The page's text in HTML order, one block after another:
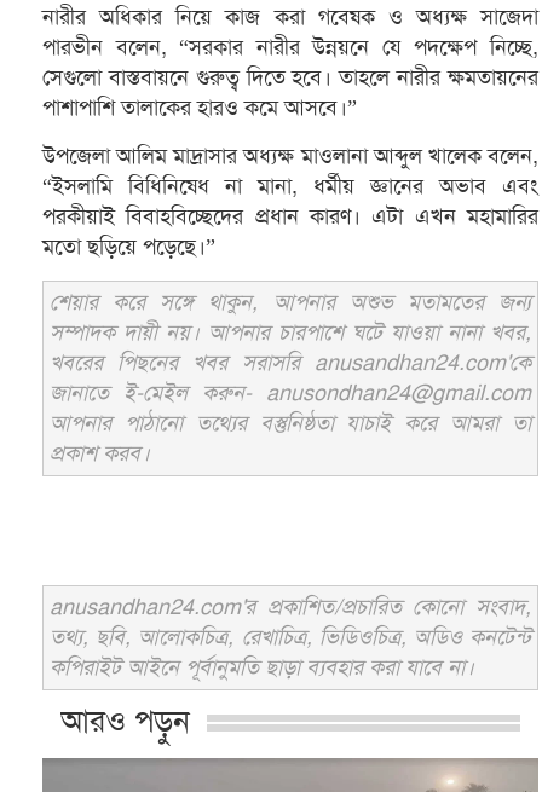
নারীর অধিকার নিয়ে কাজ করা গবেষক ও অধ্যক্ষ সাজেদা
পারভীন বলেন, “সরকার নারীর উন্নয়নে যে পদক্ষেপ নিচ্ছে,
সেগুলো বাস্তবায়নে গুরুত্ব দিতে হবে। তাহলে নারীর ক্ষমতায়নের
পাশাপাশি তালাকের হারও কমে আসবে।”
উপজেলা আলিম মাদ্রাসার অধ্যক্ষ মাওলানা আব্দুল খালেক বলেন,
“ইসলামি বিধিনিষেধ না মানা, ধর্মীয় জ্ঞানের অভাব এবং
পরকীয়াই বিবাহবিচ্ছেদের প্রধান কারণ। এটা এখন মহামারির
মতো ছড়িয়ে পড়েছে।”
শেয়ার করে সঙ্গে থাকুন, আপনার অশুভ মতামতের জন্য
সম্পাদক দায়ী নয়। আপনার চারপাশে ঘটে যাওয়া নানা খবর,
খবরের পিছনের খবর সরাসরি anusandhan24.com'কে
জানাতে ই-মেইল করুন- anusondhan24@gmail.com
আপনার পাঠানো তথ্যের বস্তুনিষ্ঠতা যাচাই করে আমরা তা
প্রকাশ করব।
anusandhan24.com'র প্রকাশিত/প্রচারিত কোনো সংবাদ,
তথ্য, ছবি, আলোকচিত্র, রেখাচিত্র, ভিডিওচিত্র, অডিও কনটেন্ট
কপিরাইট আইনে পূর্বানুমতি ছাড়া ব্যবহার করা যাবে না।
আরও পড়ুন